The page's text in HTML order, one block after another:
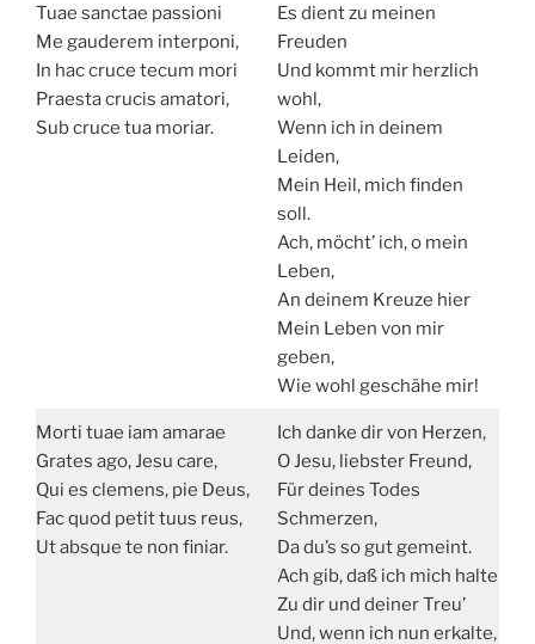
Tuae sanctae passioni
Me gauderem interponi,
In hac cruce tecum mori
Praesta crucis amatori,
Sub cruce tua moriar.
Es dient zu meinen
Freuden
Und kommt mir herzlich
wohl,
Wenn ich in deinem
Leiden,
Mein Heil, mich finden
soll.
Ach, möcht’ ich, o mein
Leben,
An deinem Kreuze hier
Mein Leben von mir
geben,
Wie wohl geschähe mir!
Morti tuae iam amarae
Grates ago, Jesu care,
Qui es clemens, pie Deus,
Fac quod petit tuus reus,
Ut absque te non finiar.
Ich danke dir von Herzen,
O Jesu, liebster Freund,
Für deines Todes
Schmerzen,
Da du’s so gut gemeint.
Ach gib, daß ich mich halte
Zu dir und deiner Treu’
Und, wenn ich nun erkalte,